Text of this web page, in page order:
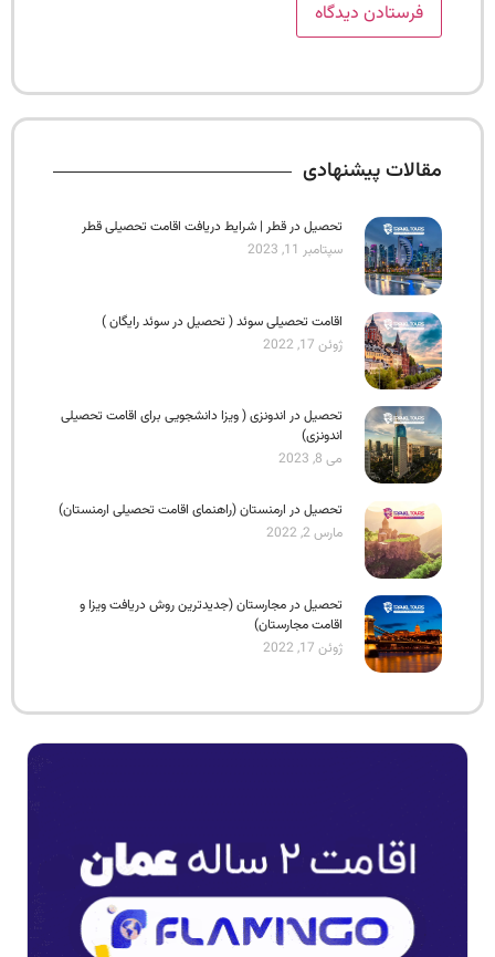
مقالات پیشنهادی
تحصیل در قطر | شرایط دریافت اقامت تحصیلی قطر
سپتامبر 11, 2023
اقامت تحصیلی سوئد ( تحصیل در سوئد رایگان )
ژوئن 17, 2022
تحصیل در اندونزی ( ویزا دانشجویی برای اقامت تحصیلی
اندونزی)
می 8, 2023
تحصیل در ارمنستان (راهنمای اقامت تحصیلی ارمنستان)
مارس 2, 2022
تحصیل در مجارستان (جدیدترین روش دریافت ویزا و
اقامت مجارستان)
ژوئن 17, 2022